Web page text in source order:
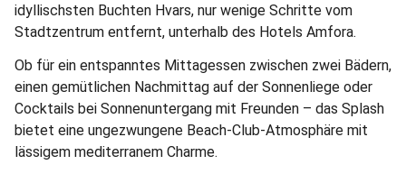
idyllischsten Buchten Hvars, nur wenige Schritte vom
Stadtzentrum entfernt, unterhalb des Hotels Amfora.
Ob für ein entspanntes Mittagessen zwischen zwei Bädern,
einen gemütlichen Nachmittag auf der Sonnenliege oder
Cocktails bei Sonnenuntergang mit Freunden – das Splash
bietet eine ungezwungene Beach-Club-Atmosphäre mit
lässigem mediterranem Charme.